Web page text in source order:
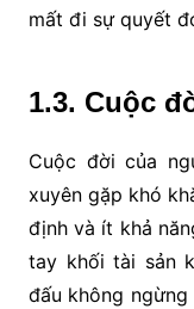
mất đi sự quyết
1.3. Cuộc
Cuộc đời của
xuyên gặp khó
định và ít khả
tay khối tài sản
đấu không ngừng